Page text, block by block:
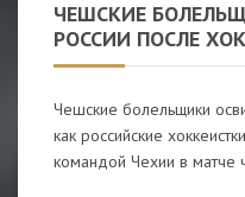
ЧЕШСКИЕ
РОССИИ ПОСЛЕ
Чешские болельщики
как российские
командой Чехии в матче